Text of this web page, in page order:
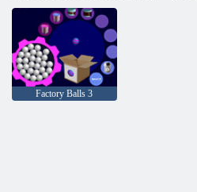
Factory Balls 3